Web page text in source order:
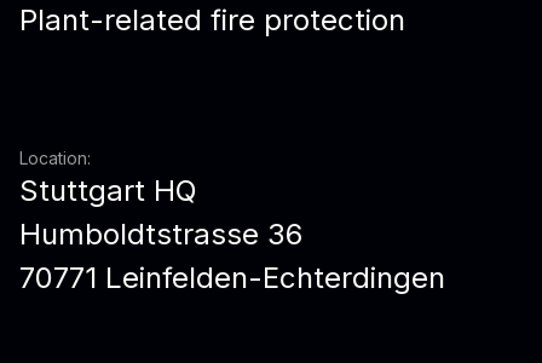
Plant-related fire protection
Location:
Stuttgart HQ
Humboldtstrasse 36
70771 Leinfelden-Echterdingen